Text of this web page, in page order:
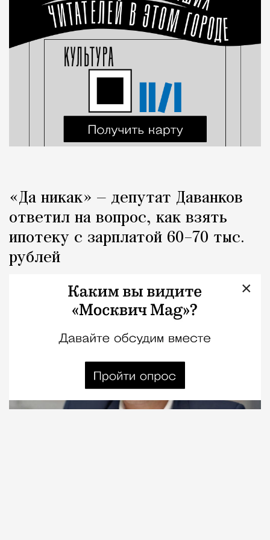
«Да никак» — депутат Даванков
ответил на вопрос, как взять
ипотеку с зарплатой 60–70 тыс.
рублей
Кирилл Романов ×